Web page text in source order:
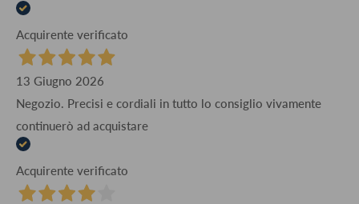
Acquirente verificato
13 Giugno 2026
Negozio. Precisi e cordiali in tutto lo consiglio vivamente
continuerò ad acquistare
Acquirente verificato